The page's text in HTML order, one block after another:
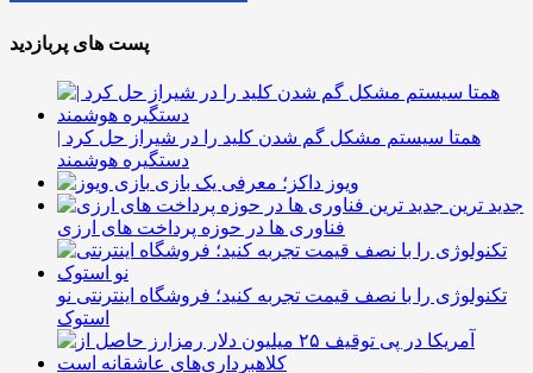
پست های پربازدید
همتا سیستم مشکل گم شدن کلید را در شیراز حل کرد |
دستگیره هوشمند
ویوز داکز؛ معرفی یک بازی
جدید ترین
فناوری ها در حوزه پرداخت های ارزی
تکنولوژی را با نصف قیمت تجربه کنید؛ فروشگاه اینترنتی نو
استوک